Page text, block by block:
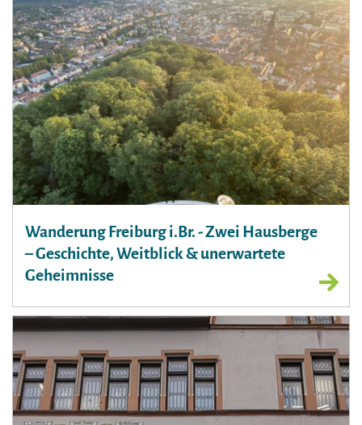
Wanderung Freiburg i.Br. - Zwei Hausberge
– Geschichte, Weitblick & unerwartete
Geheimnisse